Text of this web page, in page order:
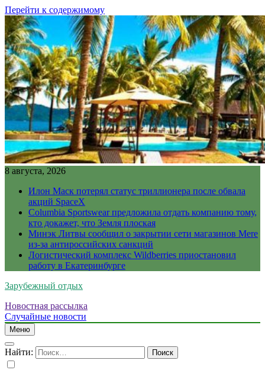
Перейти к содержимому
8 августа, 2026
Илон Маск потерял статус триллионера после обвала
акций SpaceX
Columbia Sportswear предложила отдать компанию тому,
кто докажет, что Земля плоская
Минэк Литвы сообщил о закрытии сети магазинов Mere
из-за антироссийских санкций
Логистический комплекс Wildberries приостановил
работу в Екатеринбурге
Зарубежный отдых
Новостная рассылка
Случайные новости
Меню
Найти: